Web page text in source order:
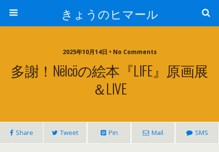
きょうのヒマール
2025年10月14日 • No Comments
多謝！nëlcöの絵本『LIFE』原画展
＆LIVE
Share Tweet Pin Mail SMS